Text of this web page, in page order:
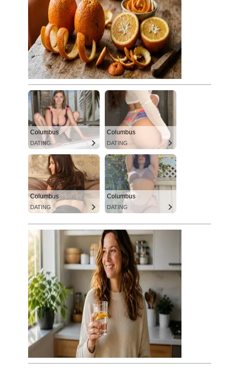
Columbus
DATING
Columbus
DATING
Columbus
DATING
Columbus
DATING